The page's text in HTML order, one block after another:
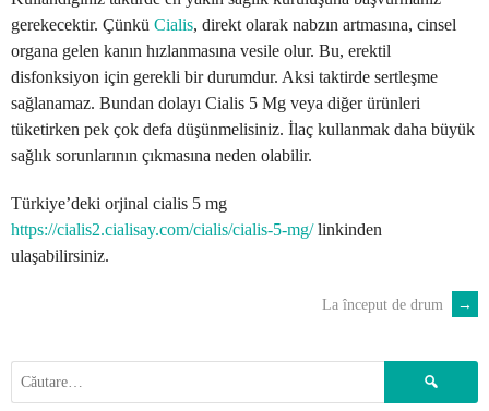
gerekecektir. Çünkü Cialis, direkt olarak nabzın artmasına, cinsel
organa gelen kanın hızlanmasına vesile olur. Bu, erektil
disfonksiyon için gerekli bir durumdur. Aksi taktirde sertleşme
sağlanamaz. Bundan dolayı Cialis 5 Mg veya diğer ürünleri
tüketirken pek çok defa düşünmelisiniz. İlaç kullanmak daha büyük
sağlık sorunlarının çıkmasına neden olabilir.
Türkiye’deki orjinal cialis 5 mg
https://cialis2.cialisay.com/cialis/cialis-5-mg/linkinden
ulaşabilirsiniz.
NAVIGATION
La început de drum →